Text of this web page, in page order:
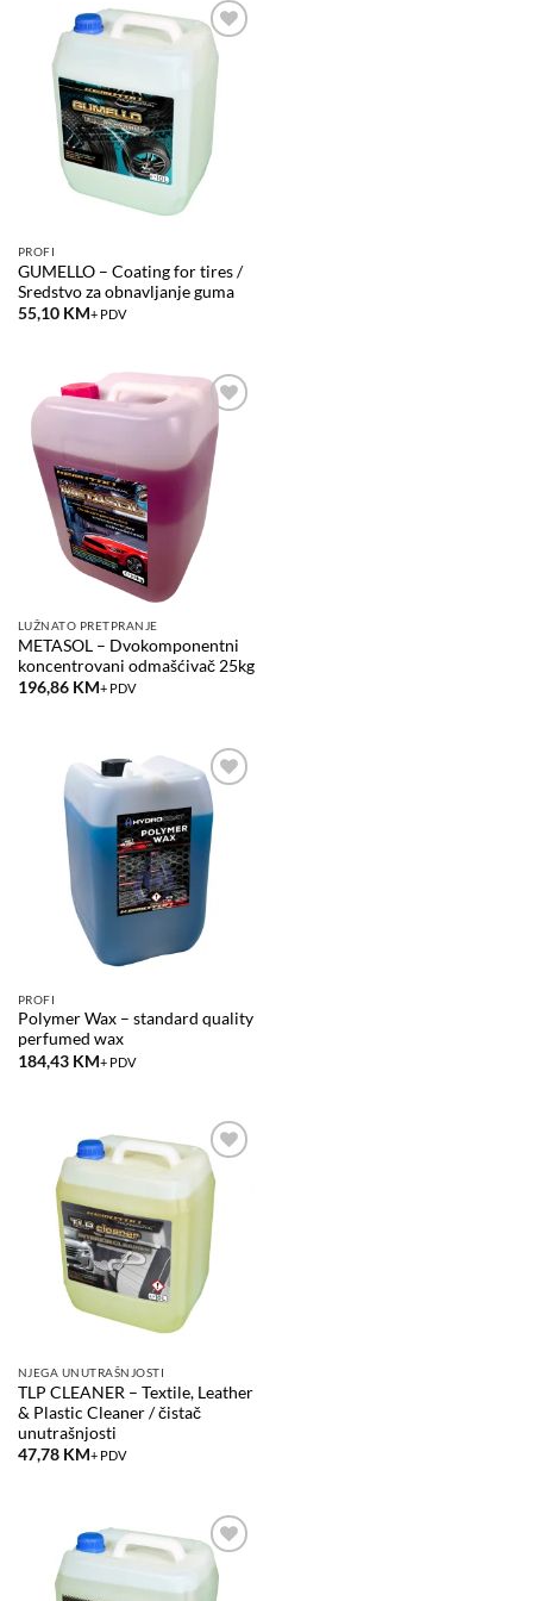
Add to
wishlist
PROFI
GUMELLO – Coating for tires /
Sredstvo za obnavljanje guma
55,10 KM+ PDV
Add to
wishlist
LUŽNATO PRETPRANJE
METASOL – Dvokomponentni
koncentrovani odmašćivač 25kg
196,86 KM+ PDV
Add to
wishlist
PROFI
Polymer Wax – standard quality
perfumed wax
184,43 KM+ PDV
Add to
wishlist
NJEGA UNUTRAŠNJOSTI
TLP CLEANER – Textile, Leather
& Plastic Cleaner / čistač
unutrašnjosti
47,78 KM+ PDV
Add to
wishlist